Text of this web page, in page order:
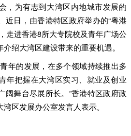
，为有志到大湾区内地城市发展的
近日，由香港特区政府举办的“粤港
走进香港8所大专院校及青年广场公
绍大湾区建设带来的重要机遇。
的发展，在多个领域持续推出多
年把握在大湾区实习、就业及创业
阔舞台尽展所长。”香港特区政府政
区发展办公室发言人表示。